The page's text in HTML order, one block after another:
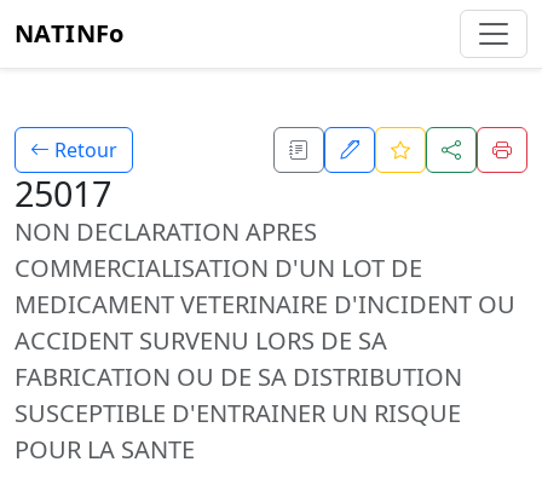
NATINFo
Retour
25017
NON DECLARATION APRES
COMMERCIALISATION D'UN LOT DE
MEDICAMENT VETERINAIRE D'INCIDENT OU
ACCIDENT SURVENU LORS DE SA
FABRICATION OU DE SA DISTRIBUTION
SUSCEPTIBLE D'ENTRAINER UN RISQUE
POUR LA SANTE